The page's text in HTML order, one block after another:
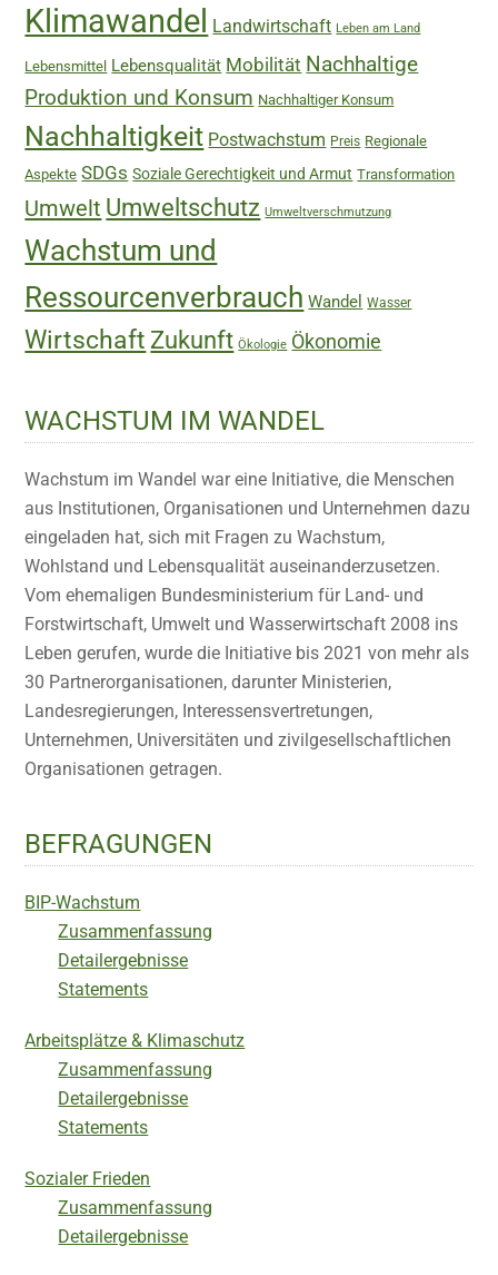
Klimawandel Landwirtschaft Leben am Land
Lebensmittel Lebensqualität Mobilität Nachhaltige
Produktion und Konsum Nachhaltiger Konsum
Nachhaltigkeit Postwachstum Preis Regionale
Aspekte SDGs Soziale Gerechtigkeit und Armut Transformation
Umwelt Umweltschutz Umweltverschmutzung
Wachstum und
Ressourcenverbrauch Wandel Wasser
Wirtschaft Zukunft Ökologie Ökonomie
WACHSTUM IM WANDEL
Wachstum im Wandel war eine Initiative, die Menschen
aus Institutionen, Organisationen und Unternehmen dazu
eingeladen hat, sich mit Fragen zu Wachstum,
Wohlstand und Lebensqualität auseinanderzusetzen.
Vom ehemaligen Bundesministerium für Land- und
Forstwirtschaft, Umwelt und Wasserwirtschaft 2008 ins
Leben gerufen, wurde die Initiative bis 2021 von mehr als
30 Partnerorganisationen, darunter Ministerien,
Landesregierungen, Interessensvertretungen,
Unternehmen, Universitäten und zivilgesellschaftlichen
Organisationen getragen.
BEFRAGUNGEN
BIP-Wachstum
Zusammenfassung
Detailergebnisse
Statements
Arbeitsplätze & Klimaschutz
Zusammenfassung
Detailergebnisse
Statements
Sozialer Frieden
Zusammenfassung
Detailergebnisse